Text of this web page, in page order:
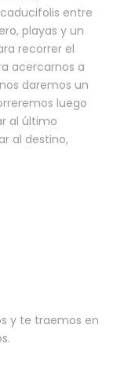
entre
playas y un
recorrer el
acercarnos a
daremos un
luego
al último
al destino,
y te traemos en